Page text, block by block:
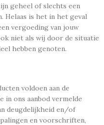
geheel of slechts een
Helaas is het in het geval
vergoeding van jouw
niet als wij door de situatie
hebben genoten.
voldoen aan de
in ons aanbod vermelde
deugdelijkheid en/of
en voorschriften,